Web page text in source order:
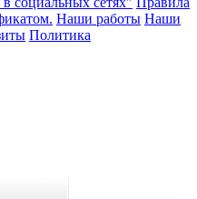
Наши работы Наши
Политика